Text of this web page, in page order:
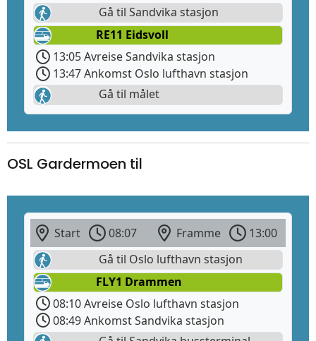
Gå til Sandvika stasjon
RE11 Eidsvoll
13:05 Avreise Sandvika stasjon
13:47 Ankomst Oslo lufthavn stasjon
Gå til målet
OSL Gardermoen til
Start 08:07 Framme
13:00
Gå til Oslo lufthavn stasjon
FLY1 Drammen
08:10 Avreise Oslo lufthavn stasjon
08:49 Ankomst Sandvika stasjon